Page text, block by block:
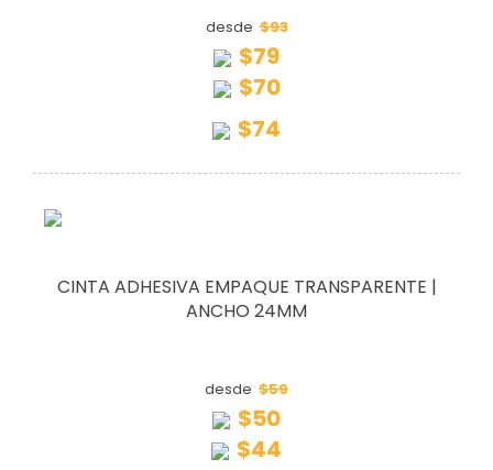
desde $93
$79
$70
$74
CINTA ADHESIVA EMPAQUE TRANSPARENTE |
ANCHO 24MM
desde $59
$50
$44